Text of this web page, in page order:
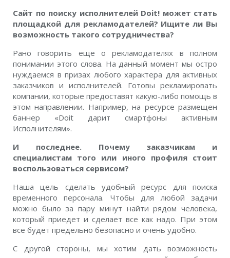
Сайт по поиску исполнителей Doit! может стать
площадкой для рекламодателей? Ищите ли Вы
возможность такого сотрудничества?
Рано говорить еще о рекламодателях в полном
понимании этого слова. На данный момент мы остро
нуждаемся в призах любого характера для активных
заказчиков и исполнителей. Готовы рекламировать
компании, которые предоставят какую-либо помощь в
этом направлении. Например, на ресурсе размещен
баннер «Doit дарит смартфоны активным
Исполнителям».
И последнее. Почему заказчикам и
специалистам того или иного профиля стоит
воспользоваться сервисом?
Наша цель сделать удобный ресурс для поиска
временного персонала. Чтобы для любой задачи
можно было за пару минут найти рядом человека,
который приедет и сделает все как надо. При этом
все будет предельно безопасно и очень удобно.
С другой стороны, мы хотим дать возможность